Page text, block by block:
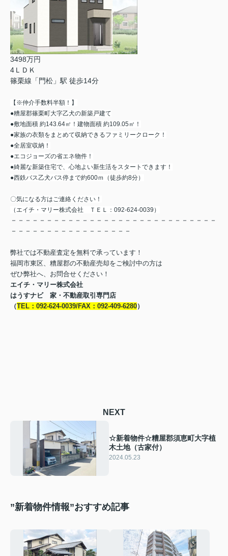
3498万円
4ＬＤＫ
篠栗線「門松」駅 徒歩14分
【※仲介手数料半額！】
●糟屋郡篠栗町大字乙犬の新築戸建て
●敷地面積 約143.64㎡！建物面積 約109.05㎡！
●家族の衣類をまとめて収納できるファミリークローク！
●全居室収納！
●エコジョーズの省エネ物件！
●綺麗な新築住宅で、心地よい新生活をスタートできます！
●西鉄バス乙犬バス停まで約600ｍ（徒歩約8分）
〇気になる方はご連絡ください！
（エイチ・マリー株式会社 ＴＥＬ：092-624-0039）
－－－－－－－－－－－－－－－－－－－－－－－－－－－－－
－－－－－－－－－－－－－－－－－
弊社では不動産査定を無料で承っています！
福岡市東区、糟屋郡の不動産売却をご検討中の方は
ぜひ弊社へ、お問合せください！
エイチ・マリー株式会社
はうすナビ 家・不動産取引専門店
（TEL：092-624-0039/FAX：092-409-6280）
NEXT
☆新着物件☆糟屋郡須恵町大字植
木土地（古家付）
2024.05.23
”新着物件情報”おすすめ記事